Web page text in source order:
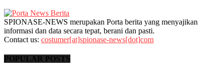
SPIONASE-NEWS merupakan Porta berita yang menyajikan
informasi dan data secara tepat, berani dan pasti.
Contact us: costumer[at]spionase-news[dot]com
POPULAR POSTS